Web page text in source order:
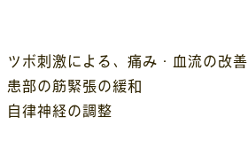
ツボ刺激による、痛み・血流の改善
患部の筋緊張の緩和
自律神経の調整